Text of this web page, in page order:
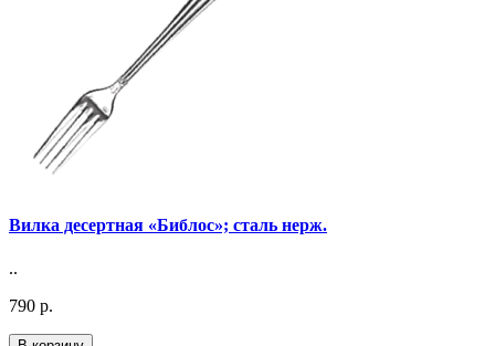
Вилка десертная «Библос»; сталь нерж.
..
790 р.